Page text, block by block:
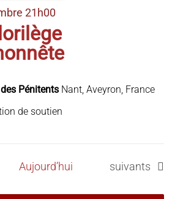
21h00
Pénitents Nant, Aveyron, France
de soutien
Aujourd’hui Évènements
suivants